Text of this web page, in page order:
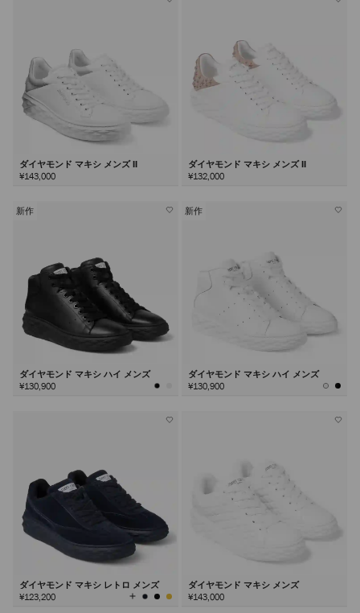
ダイヤモンド マキシ メンズ II
¥143,000
ダイヤモンド マキシ メンズ II
¥132,000
新作
ダイヤモンド マキシ ハイ メンズ
¥130,900
新作
ダイヤモンド マキシ ハイ メンズ
¥130,900
ダイヤモンド マキシ レトロ メンズ
¥123,200
全
て
ダイヤモンド マキシ メンズ
¥143,000